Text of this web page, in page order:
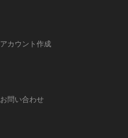
アカウント作成
お問い合わせ